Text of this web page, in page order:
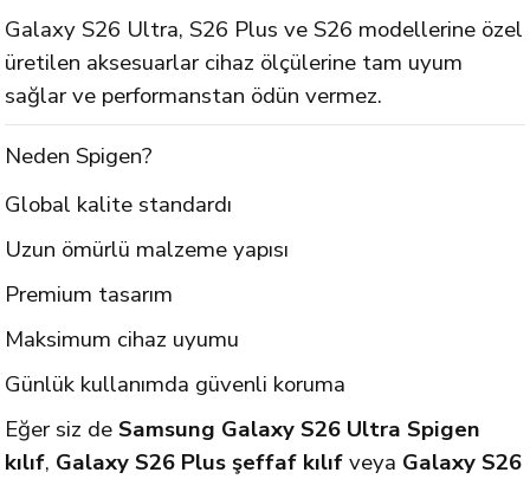
Galaxy S26 Ultra, S26 Plus ve S26 modellerine özel
üretilen aksesuarlar cihaz ölçülerine tam uyum
sağlar ve performanstan ödün vermez.
Neden Spigen?
Global kalite standardı
Uzun ömürlü malzeme yapısı
Premium tasarım
Maksimum cihaz uyumu
Günlük kullanımda güvenli koruma
Eğer siz deSamsung Galaxy S26 Ultra Spigen
kılıf, Galaxy S26 Plus şeffaf kılıfveya Galaxy S26